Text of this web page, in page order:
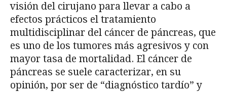
visión del cirujano para llevar a cabo a
efectos prácticos el tratamiento
multidisciplinar del cáncer de páncreas, que
es uno de los tumores más agresivos y con
mayor tasa de mortalidad. El cáncer de
páncreas se suele caracterizar, en su
opinión, por ser de “diagnóstico tardío” y